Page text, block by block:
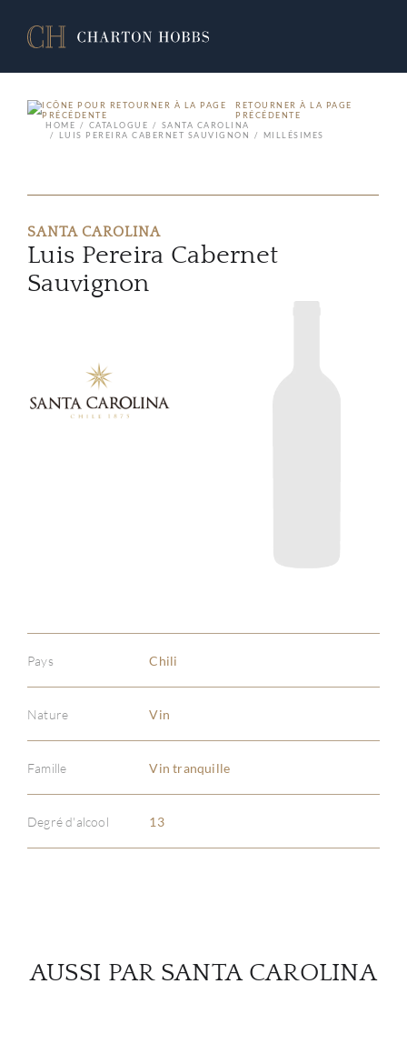
À
RETOURNER À LA PAGE
PRÉCÉDENTE
HOME
CATALOGUE
SANTA CAROLINA
LUIS PEREIRA CABERNET SAUVIGNON
MILLÉSIMES
SANTA CAROLINA
Luis Pereira Cabernet
Sauvignon
Pays Chili
Nature Vin
Famille Vin tranquille
Degré d'alcool 13
AUSSI PAR SANTA CAROLINA